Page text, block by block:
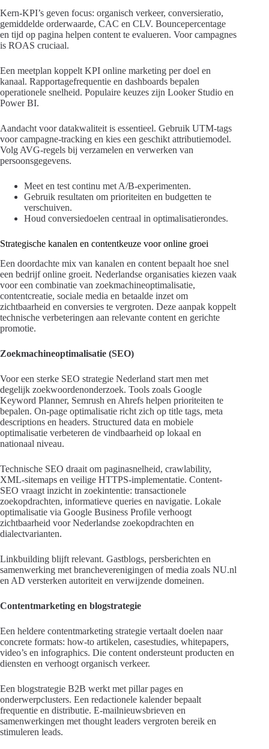
Kern-KPI’s geven focus: organisch verkeer, conversieratio,
gemiddelde orderwaarde, CAC en CLV. Bouncepercentage
en tijd op pagina helpen content te evalueren. Voor campagnes
is ROAS cruciaal.
Een meetplan koppelt KPI online marketing per doel en
kanaal. Rapportagefrequentie en dashboards bepalen
operationele snelheid. Populaire keuzes zijn Looker Studio en
Power BI.
Aandacht voor datakwaliteit is essentieel. Gebruik UTM-tags
voor campagne-tracking en kies een geschikt attributiemodel.
Volg AVG-regels bij verzamelen en verwerken van
persoonsgegevens.
Meet en test continu met A/B-experimenten.
Gebruik resultaten om prioriteiten en budgetten te
verschuiven.
Houd conversiedoelen centraal in optimalisatierondes.
Strategische kanalen en contentkeuze voor online groei
Een doordachte mix van kanalen en content bepaalt hoe snel
een bedrijf online groeit. Nederlandse organisaties kiezen vaak
voor een combinatie van zoekmachineoptimalisatie,
contentcreatie, sociale media en betaalde inzet om
zichtbaarheid en conversies te vergroten. Deze aanpak koppelt
technische verbeteringen aan relevante content en gerichte
promotie.
Zoekmachineoptimalisatie (SEO)
Voor een sterke SEO strategie Nederland start men met
degelijk zoekwoordenonderzoek. Tools zoals Google
Keyword Planner, Semrush en Ahrefs helpen prioriteiten te
bepalen. On-page optimalisatie richt zich op title tags, meta
descriptions en headers. Structured data en mobiele
optimalisatie verbeteren de vindbaarheid op lokaal en
nationaal niveau.
Technische SEO draait om paginasnelheid, crawlability,
XML-sitemaps en veilige HTTPS-implementatie. Content-
SEO vraagt inzicht in zoekintentie: transactionele
zoekopdrachten, informatieve queries en navigatie. Lokale
optimalisatie via Google Business Profile verhoogt
zichtbaarheid voor Nederlandse zoekopdrachten en
dialectvarianten.
Linkbuilding blijft relevant. Gastblogs, persberichten en
samenwerking met brancheverenigingen of media zoals NU.nl
en AD versterken autoriteit en verwijzende domeinen.
Contentmarketing en blogstrategie
Een heldere contentmarketing strategie vertaalt doelen naar
concrete formats: how-to artikelen, casestudies, whitepapers,
video’s en infographics. Die content ondersteunt producten en
diensten en verhoogt organisch verkeer.
Een blogstrategie B2B werkt met pillar pages en
onderwerpclusters. Een redactionele kalender bepaalt
frequentie en distributie. E-mailnieuwsbrieven en
samenwerkingen met thought leaders vergroten bereik en
stimuleren leads.